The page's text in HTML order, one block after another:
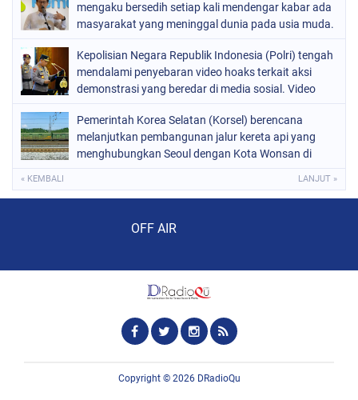
mengaku bersedih setiap kali mendengar kabar ada
masyarakat yang meninggal dunia pada usia muda.
menteri kesehatan apabila masih ada warga yang
kehilangan nyawa
Kepolisian Negara Republik Indonesia (Polri) tengah
mendalami penyebaran video hoaks terkait aksi
demonstrasi yang beredar di media sosial. Video
lama yang kembali diunggah
Pemerintah Korea Selatan (Korsel) berencana
melanjutkan pembangunan jalur kereta api yang
menghubungkan Seoul dengan Kota Wonsan di
« KEMBALI LANJUT »
OFF AIR
Copyright © 2026 DRadioQu